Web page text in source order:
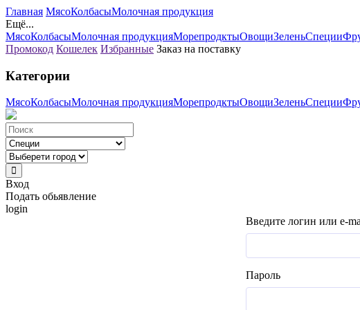
Главная МясоКолбасыМолочная продукция
Ещё...
МясоКолбасыМолочная продукцияМорепродктыОвощиЗеленьСпеции
Промокод Кошелек Избранные Заказ на поставку
Категории
МясоКолбасыМолочная продукцияМорепродктыОвощиЗеленьСпеции
Вход
Подать обьявление
login
Введите логин или e-
Пароль